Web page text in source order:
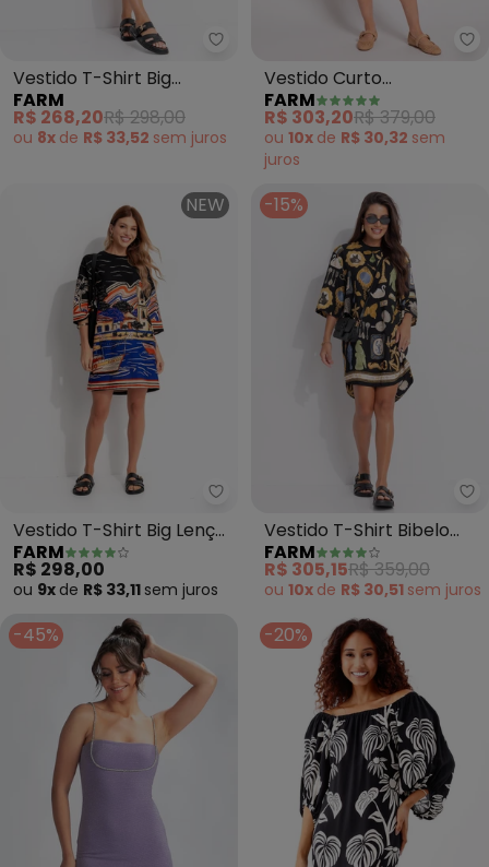
Farm - Vestido T-Shirt Big
Vestido T-Shirt Big
Recanto dos Pássaros
(Preto)
FARM
R$ 268,20R$ 298,00
ou 8x de R$ 33,52 sem juros
Vestido Curto
Tucabacana (Vermelho)
FARM
R$ 303,20R$ 379,00
ou 10x de R$ 30,32 sem
juros
NEW
Farm - Vestido T-Shirt Big
Vestido T-Shirt Big Lenço
Paraty (Preto)
FARM
R$ 298,00
ou 9x de R$ 33,11 sem juros
-15%
Vestido T-Shirt Bibelo
(Preto)
FARM
R$ 305,15R$ 359,00
ou 10x de R$ 30,51 sem juros
-45% -20%